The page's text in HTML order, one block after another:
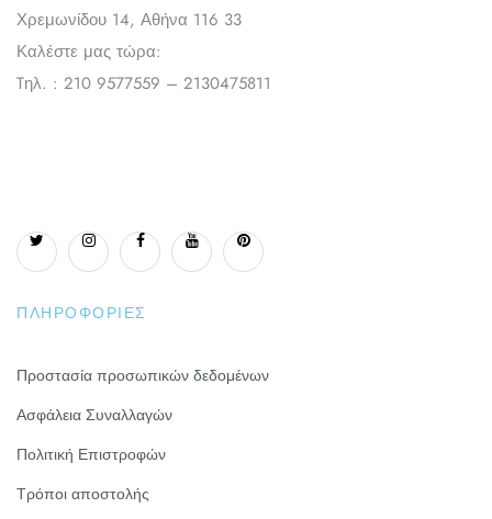
Χρεμωνίδου 14, Αθήνα 116 33
Καλέστε μας τώρα:
Tηλ. : 210 9577559 – 2130475811
ΠΛΗΡΟΦΟΡΊΕΣ
Προστασία προσωπικών δεδομένων
Ασφάλεια Συναλλαγών
Πολιτική Επιστροφών
Τρόποι αποστολής